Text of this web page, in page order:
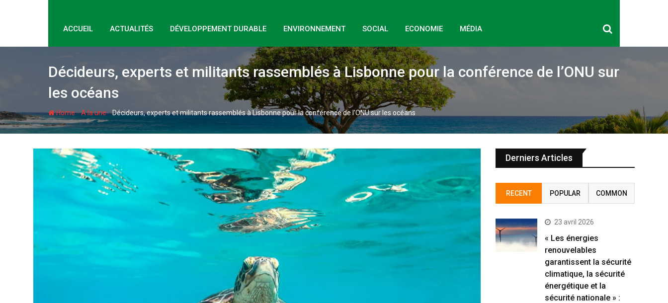
ACCUEIL ACTUALITÉS DÉVELOPPEMENT DURABLE ENVIRONNEMENT SOCIAL ECONOMIE MÉDIA
Décideurs, experts et militants rassemblés à Lisbonne pour la conférence de l’ONU sur
les océans
Home-A la une-Décideurs, experts et militants rassemblés à Lisbonne pour la conférence de l’ONU sur les océans
Derniers Articles
RECENT POPULAR COMMON
23 avril 2026
« Les énergies
renouvelables
garantissent la sécurité
climatique, la sécurité
énergétique et la
sécurité nationale » :